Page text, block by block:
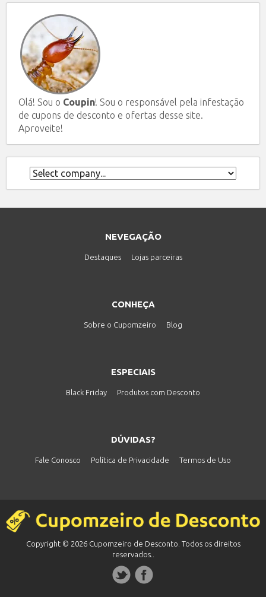
Olá! Sou o Coupin! Sou o responsável pela infestação
de cupons de desconto e ofertas desse site.
Aproveite!
NEVEGAÇÃO
Destaques Lojas parceiras
CONHEÇA
Sobre o Cupomzeiro Blog
ESPECIAIS
Black Friday Produtos com Desconto
DÚVIDAS?
Fale Conosco Política de Privacidade Termos de Uso
Copyright © 2026 Cupomzeiro de Desconto. Todos os direitos
reservados..